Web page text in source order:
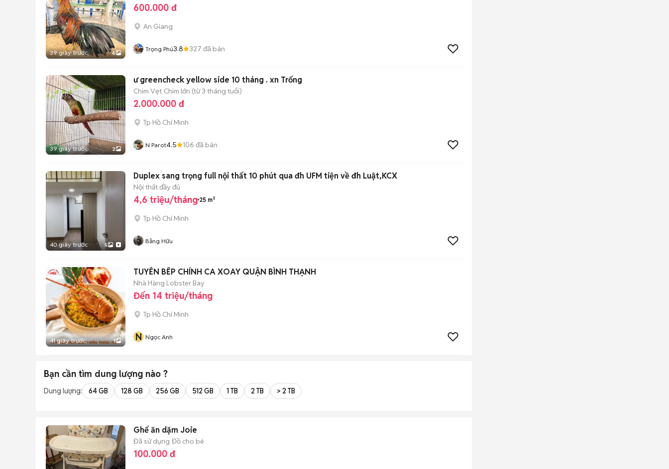
39 giây trước 6
600.000 đ
An Giang
Trọng Phú3.8 327 đã bán
39 giây trước 2
ư greencheck yellow side 10 tháng . xn Trống
Chim Vẹt Chim lớn (từ 3 tháng tuổi)
2.000.000 đ
Tp Hồ Chí Minh
N Parot4.5 106 đã bán
40 giây trước 5
Duplex sang trọng full nội thất 10 phút qua đh UFM tiện về đh Luật,KCX
Nội thất đầy đủ
4,6 triệu/tháng 25 m²
Tp Hồ Chí Minh
Bằng Hữu
41 giây trước 1
TUYỂN BẾP CHÍNH CA XOAY QUẬN BÌNH THẠNH
Nhà Hàng Lobster Bay
Đến 14 triệu/tháng
Tp Hồ Chí Minh
N Ngọc Anh
Bạn cần tìm dung lượng nào ?
Dung lượng: 64 GB 128 GB 256 GB 512 GB 1 TB 2 TB > 2 TB
Ghế ăn dặm Joie
Đã sử dụng Đồ cho bé
100.000 đ